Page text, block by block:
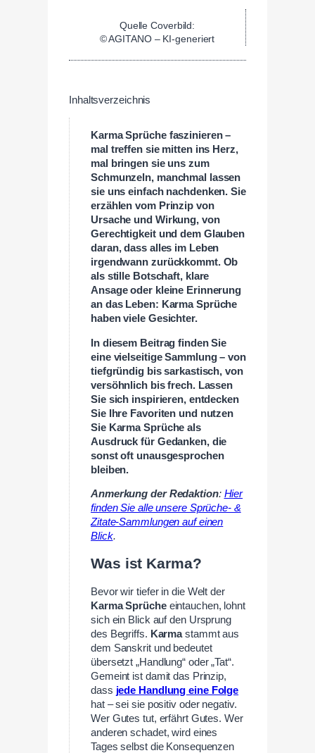
Quelle Coverbild:
© AGITANO – KI-generiert
Inhaltsverzeichnis
Karma Sprüche faszinieren –
mal treffen sie mitten ins Herz,
mal bringen sie uns zum
Schmunzeln, manchmal lassen
sie uns einfach nachdenken. Sie
erzählen vom Prinzip von
Ursache und Wirkung, von
Gerechtigkeit und dem Glauben
daran, dass alles im Leben
irgendwann zurückkommt. Ob
als stille Botschaft, klare
Ansage oder kleine Erinnerung
an das Leben: Karma Sprüche
haben viele Gesichter.
In diesem Beitrag finden Sie
eine vielseitige Sammlung – von
tiefgründig bis sarkastisch, von
versöhnlich bis frech. Lassen
Sie sich inspirieren, entdecken
Sie Ihre Favoriten und nutzen
Sie Karma Sprüche als
Ausdruck für Gedanken, die
sonst oft unausgesprochen
bleiben.
Anmerkung der Redaktion: Hier
finden Sie alle unsere Sprüche- &
Zitate-Sammlungen auf einen
Blick.
Was ist Karma?
Bevor wir tiefer in die Welt der
Karma Sprücheeintauchen, lohnt
sich ein Blick auf den Ursprung
des Begriffs. Karmastammt aus
dem Sanskrit und bedeutet
übersetzt „Handlung“ oder „Tat“.
Gemeint ist damit das Prinzip,
dass jede Handlung eine Folge
hat – sei sie positiv oder negativ.
Wer Gutes tut, erfährt Gutes. Wer
anderen schadet, wird eines
Tages selbst die Konsequenzen